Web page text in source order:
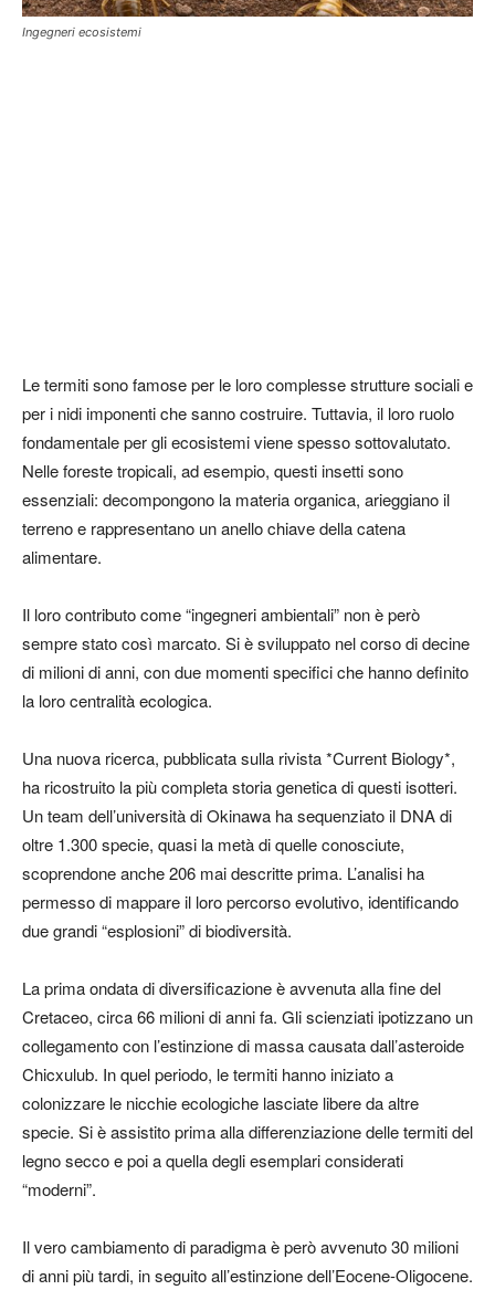
Ingegneri ecosistemi
Le termiti sono famose per le loro complesse strutture sociali e
per i nidi imponenti che sanno costruire. Tuttavia, il loro ruolo
fondamentale per gli ecosistemi viene spesso sottovalutato.
Nelle foreste tropicali, ad esempio, questi insetti sono
essenziali: decompongono la materia organica, arieggiano il
terreno e rappresentano un anello chiave della catena
alimentare.
Il loro contributo come “ingegneri ambientali” non è però
sempre stato così marcato. Si è sviluppato nel corso di decine
di milioni di anni, con due momenti specifici che hanno definito
la loro centralità ecologica.
Una nuova ricerca, pubblicata sulla rivista *Current Biology*,
ha ricostruito la più completa storia genetica di questi isotteri.
Un team dell’università di Okinawa ha sequenziato il DNA di
oltre 1.300 specie, quasi la metà di quelle conosciute,
scoprendone anche 206 mai descritte prima. L’analisi ha
permesso di mappare il loro percorso evolutivo, identificando
due grandi “esplosioni” di biodiversità.
La prima ondata di diversificazione è avvenuta alla fine del
Cretaceo, circa 66 milioni di anni fa. Gli scienziati ipotizzano un
collegamento con l’estinzione di massa causata dall’asteroide
Chicxulub. In quel periodo, le termiti hanno iniziato a
colonizzare le nicchie ecologiche lasciate libere da altre
specie. Si è assistito prima alla differenziazione delle termiti del
legno secco e poi a quella degli esemplari considerati
“moderni”.
Il vero cambiamento di paradigma è però avvenuto 30 milioni
di anni più tardi, in seguito all’estinzione dell’Eocene-Oligocene.